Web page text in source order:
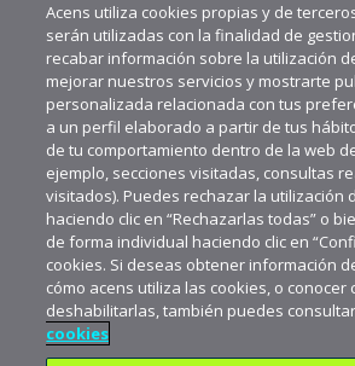
Copyright © 1997-2026 acens
Acens utiliza cookies propias y de
serán utilizadas con la finalidad de
recabar información sobre la utilización
mejorar nuestros servicios y mostrarte
personalizada relacionada con tus
a un perfil elaborado a partir de tus
de tu comportamiento dentro de la web
ejemplo, secciones visitadas, consultas
visitados). Puedes rechazar la utilización
haciendo clic en “Rechazarlas todas” o
de forma individual haciendo clic en
cookies. Si deseas obtener información
cómo acens utiliza las cookies, o conocer
deshabilitarlas, también puedes
cookies